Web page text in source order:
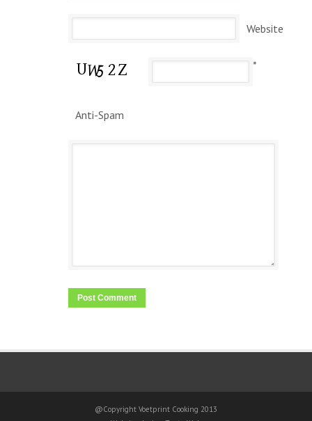
Website
Anti-Spam
*
@Copyright Voetprint Cooking 2013